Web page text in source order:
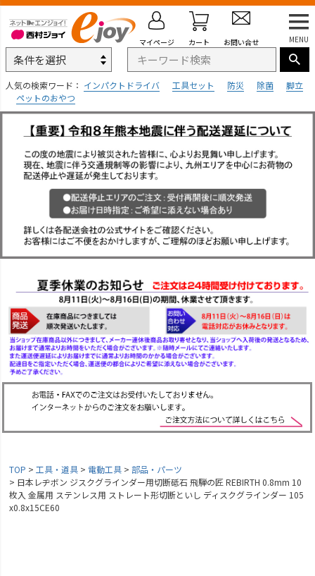
MENU
人気の検索ワード： インパクトドライバ 工具セット 防災 除菌
脚立
ペットのおやつ
マイページ カート お問い合せ
TOP 工具・道具 電動工具
部品・パーツ
日本レヂボン ジスクグラインダー用切断砥石 飛騨の匠 REBIRTH 0.8mm 10
枚入 金属用 ステンレス用 ストレート形切断といし ディスクグラインダー 105
x0.8x15CE60